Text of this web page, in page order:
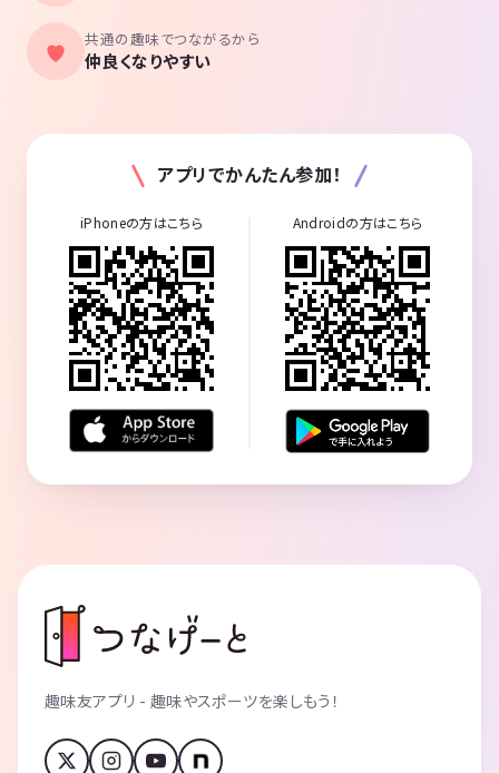
共通の趣味でつながるから
仲良くなりやすい
アプリでかんたん参加！
iPhoneの方はこちら Androidの方はこちら
趣味友アプリ - 趣味やスポーツを楽しもう！